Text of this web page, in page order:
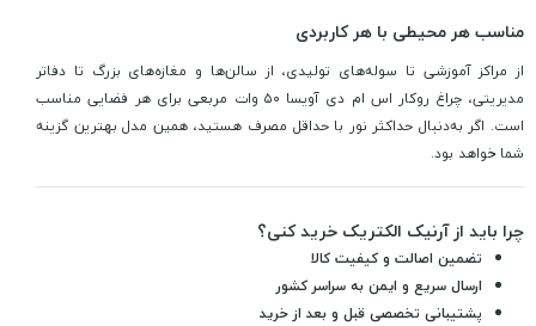
مناسب هر محیطی با هر کاربردی
از مراکز آموزشی تا سوله‌های تولیدی، از سالن‌ها و مغازه‌های بزرگ تا دفاتر
مدیریتی، چراغ روکار اس ام دی آویسا ۵۰ وات مربعی برای هر فضایی مناسب
است. اگر به‌دنبال حداکثر نور با حداقل مصرف هستید، همین مدل بهترین گزینه
شما خواهد بود.
چرا باید از آرنیک الکتریک خرید کنی؟
تضمین اصالت و کیفیت کالا
ارسال سریع و ایمن به سراسر کشور
پشتیبانی تخصصی قبل و بعد از خرید